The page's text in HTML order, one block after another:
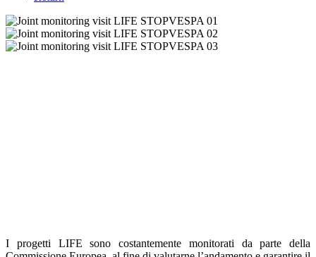
I progetti LIFE sono costantemente monitorati da parte della